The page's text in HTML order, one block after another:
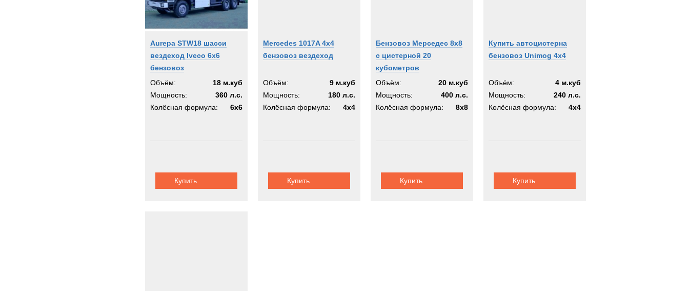
Aurepa STW18 шасси
вездеход Iveco 6x6
бензовоз
Объём:
18 м.куб
Мощность:
360 л.с.
Колёсная формула:
6x6
Купить
Mercedes 1017A 4x4
бензовоз вездеход
Объём:
9 м.куб
Мощность:
180 л.с.
Колёсная формула:
4x4
Купить
Бензовоз Мерседес 8х8
с цистерной 20
кубометров
Объём:
20 м.куб
Мощность:
400 л.с.
Колёсная формула:
8x8
Купить
Купить автоцистерна
бензовоз Unimog 4x4
Объём:
4 м.куб
Мощность:
240 л.с.
Колёсная формула:
4x4
Купить